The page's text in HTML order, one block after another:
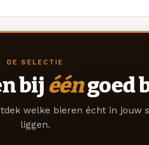
DE SELECTIE
bij ééngoed
welke bieren écht in jouw
liggen.